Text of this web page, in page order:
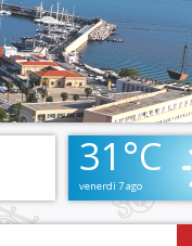
31°C
venerdì 7 ago